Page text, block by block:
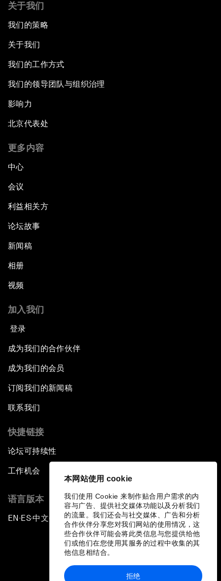
本网站使用 cookie
我们使用 Cookie 来制作贴合用户需求的内
容与广告、提供社交媒体功能以及分析我们
的流量。我们还会与社交媒体、广告和分析
合作伙伴分享您对我们网站的使用情况，这
些合作伙伴可能会将此类信息与您提供给他
们或他们在您使用其服务的过程中收集的其
他信息相结合。
拒绝
关于我们
我们的策略
关于我们
我们的工作方式
我们的领导团队与组织治理
影响力
北京代表处
更多内容
中心
会议
利益相关方
论坛故事
新闻稿
相册
视频
加入我们
登录
成为我们的合作伙伴
成为我们的会员
订阅我们的新闻稿
联系我们
快捷链接
论坛可持续性
工作机会
语言版本
EN ▪ ES▪中文▪ 日本語